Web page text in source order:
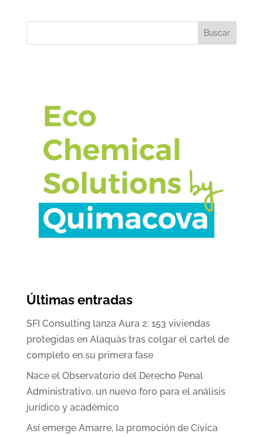
Buscar
Últimas entradas
SFI Consulting lanza Aura 2: 153 viviendas
protegidas en Alaquàs tras colgar el cartel de
completo en su primera fase
Nace el Observatorio del Derecho Penal
Administrativo, un nuevo foro para el análisis
jurídico y académico
Así emerge Amarre, la promoción de Cívica